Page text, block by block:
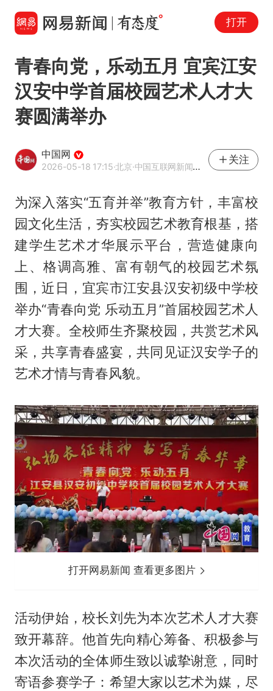
打开
青春向党，乐动五月 宜宾江安
汉安中学首届校园艺术人才大
赛圆满举办
中国网
2026-05-18 17:15·北京·中国互联网新闻中心（中国网）官方网易号
关注
为深入落实“五育并举”教育方针，丰富校
园文化生活，夯实校园艺术教育根基，搭
建学生艺术才华展示平台，营造健康向
上、格调高雅、富有朝气的校园艺术氛
围，近日，宜宾市江安县汉安初级中学校
举办“青春向党 乐动五月”首届校园艺术人
才大赛。全校师生齐聚校园，共赏艺术风
采，共享青春盛宴，共同见证汉安学子的
艺术才情与青春风貌。
打开网易新闻 查看更多图片
活动伊始，校长刘先为本次艺术人才大赛
致开幕辞。他首先向精心筹备、积极参与
本次活动的全体师生致以诚挚谢意，同时
寄语参赛学子：希望大家以艺术为媒，尽